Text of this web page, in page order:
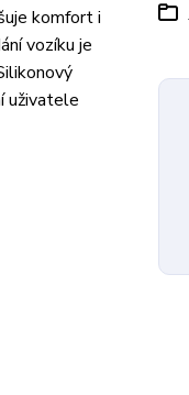
komfort i
vozíku je
uživatele